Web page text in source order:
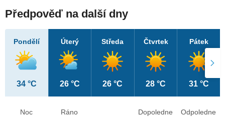
Předpověď na další dny
Pondělí
34 °C
Úterý
26 °C
Středa
26 °C
Čtvrtek
28 °C
Pátek
31 °C
Noc
Ráno
Dopoledne
Odpoledne